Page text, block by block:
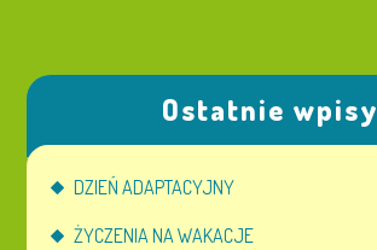
Ostatnie wpisy
DZIEŃ ADAPTACYJNY
ŻYCZENIA NA WAKACJE